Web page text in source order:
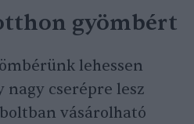
gyömbért
lehessen
nagy cserépre lesz
vásárolható